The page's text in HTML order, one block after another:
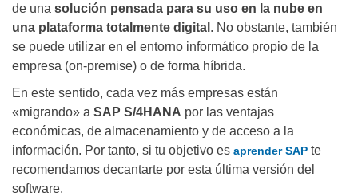
de una solución pensada para su uso en la nube en
una plataforma totalmente digital . No obstante, también
se puede utilizar en el entorno informático propio de la
empresa (on-premise) o de forma híbrida.
En este sentido, cada vez más empresas están
«migrando» a SAP S/4HANA por las ventajas
económicas, de almacenamiento y de acceso a la
información. Por tanto, si tu objetivo es aprender SAP te
recomendamos decantarte por esta última versión del
software.